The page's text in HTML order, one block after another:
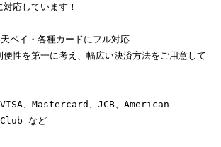
応しています！
ペイ・各種カードにフル対応
便性を第一に考え、幅広い決済方法をご用意して
VISA、Mastercard、JCB、American
など